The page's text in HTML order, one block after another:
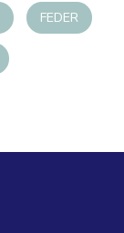
FEDER